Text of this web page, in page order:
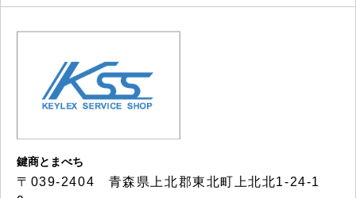
鍵商とまべち
〒039-2404 青森県上北郡東北町上北北1-24-1